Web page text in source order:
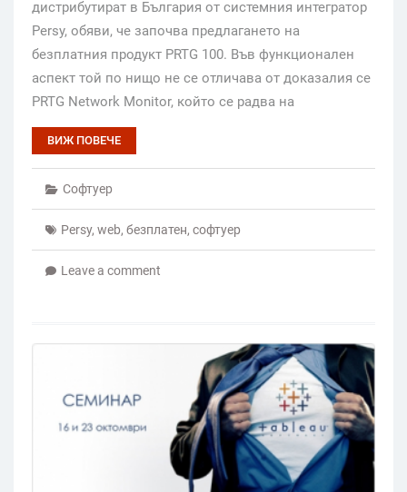
дистрибутират в България от системния интегратор
Persy, обяви, че започва предлагането на
безплатния продукт PRTG 100. Във функционален
аспект той по нищо не се отличава от доказалия се
PRTG Network Monitor, който се радва на
ВИЖ ПОВЕЧЕ
Софтуер
Persy, web, безплатен, софтуер
Leave a comment